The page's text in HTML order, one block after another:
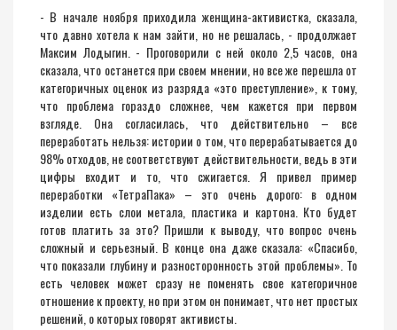
- В начале ноября приходила женщина-активистка, сказала,
что давно хотела к нам зайти, но не решалась, - продолжает
Максим Лодыгин. - Проговорили с ней около 2,5 часов, она
сказала, что останется при своем мнении, но все же перешла от
категоричных оценок из разряда «это преступление», к тому,
что проблема гораздо сложнее, чем кажется при первом
взгляде. Она согласилась, что действительно – все
переработать нельзя: истории о том, что перерабатывается до
98% отходов, не соответствуют действительности, ведь в эти
цифры входит и то, что сжигается. Я привел пример
переработки «ТетраПака» – это очень дорого: в одном
изделии есть слои метала, пластика и картона. Кто будет
готов платить за это? Пришли к выводу, что вопрос очень
сложный и серьезный. В конце она даже сказала: «Спасибо,
что показали глубину и разносторонность этой проблемы». То
есть человек может сразу не поменять свое категоричное
отношение к проекту, но при этом он понимает, что нет простых
решений, о которых говорят активисты.